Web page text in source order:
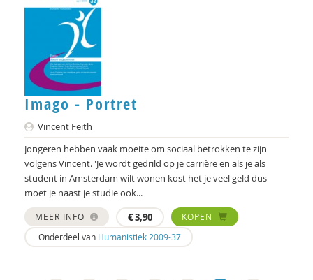
Ingrid Groot
Iris Hartog
L.E.M. van Heugten
Vicky Hölsgens
Vicky Holsgens
Roelof Hortulanus
Marjan Houkes
Pieter Ippel
Imago - Portret
Vincent Feith
Jongeren hebben vaak moeite om sociaal betrokken te zijn
volgens Vincent. 'Je wordt gedrild op je carrière en als je als
student in Amsterdam wilt wonen kost het je veel geld dus
moet je naast je studie ook...
MEER INFO €3,90
KOPEN
Onderdeel van Humanistiek 2009-37